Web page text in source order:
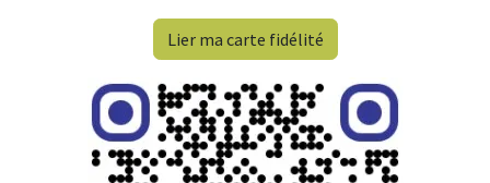
Lier ma carte fidélité